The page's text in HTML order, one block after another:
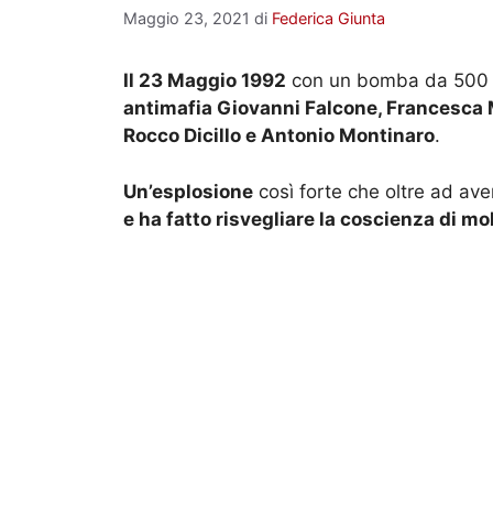
Maggio 23, 2021 di Federica Giunta
Il 23 Maggio 1992 con un bomba da
antimafia Giovanni Falcone,
Rocco Dicillo e Antonio Montinaro.
Un’esplosione così forte che oltre ad
e ha fatto risvegliare la coscienza di